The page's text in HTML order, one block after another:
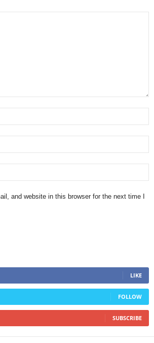
and website in this browser for the next time I
LIKE
FOLLOW
SUBSCRIBE